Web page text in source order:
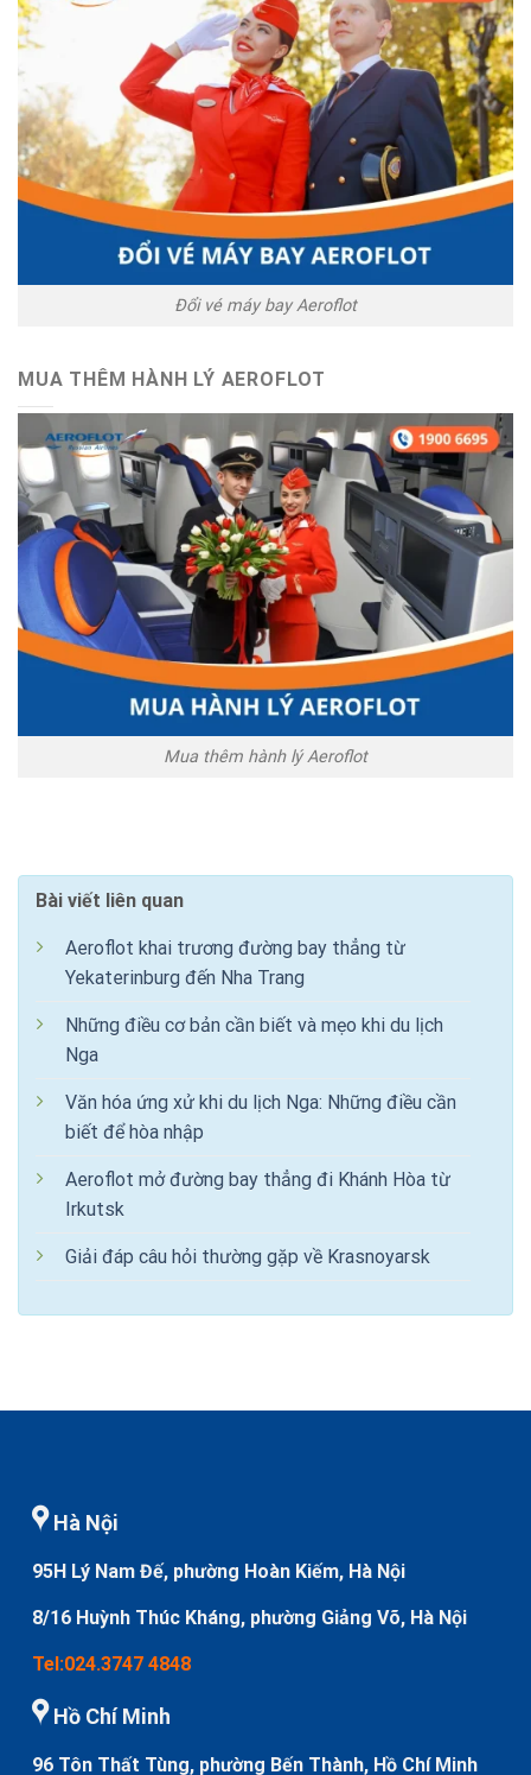
Đổi vé máy bay Aeroflot
MUA THÊM HÀNH LÝ AEROFLOT
Mua thêm hành lý Aeroflot
Bài viết liên quan
Aeroflot khai trương đường bay thẳng từ
Yekaterinburg đến Nha Trang
Những điều cơ bản cần biết và mẹo khi du lịch
Nga
Văn hóa ứng xử khi du lịch Nga: Những điều cần
biết để hòa nhập
Aeroflot mở đường bay thẳng đi Khánh Hòa từ
Irkutsk
Giải đáp câu hỏi thường gặp về Krasnoyarsk
Hà Nội
95H Lý Nam Đế, phường Hoàn Kiếm, Hà Nội
8/16 Huỳnh Thúc Kháng, phường Giảng Võ, Hà Nội
Tel:024.3747 4848
Hồ Chí Minh
96 Tôn Thất Tùng, phường Bến Thành, Hồ Chí Minh